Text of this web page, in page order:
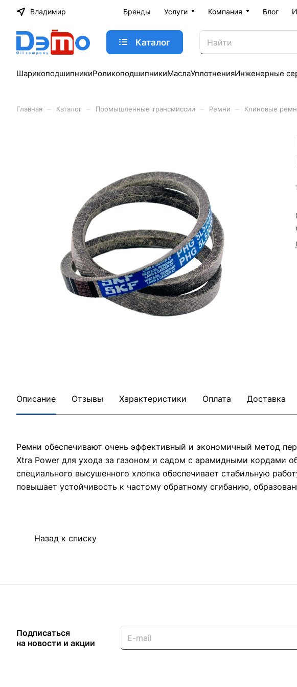
Владимир Бренды Услуги Компания Блог
Каталог
ШарикоподшипникиРоликоподшипникиМаслаУплотненияИнженерные
Главная Каталог Промышленные трансмиссии Ремни Клиновые
Описание Отзывы Характеристики Оплата Доставка
Ремни обеспечивают очень эффективный и экономичный метод
Xtra Power для ухода за газоном и садом с арамидными кордами
специального высушенного хлопка обеспечивает стабильную
повышает устойчивость к частому обратному сгибанию,
Назад к списку
Подписаться
на новости и акции